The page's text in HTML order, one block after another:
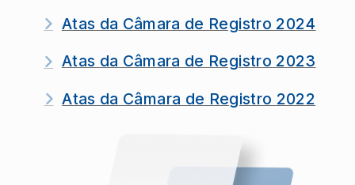
Atas da Câmara de Registro 2024
Atas da Câmara de Registro 2023
Atas da Câmara de Registro 2022